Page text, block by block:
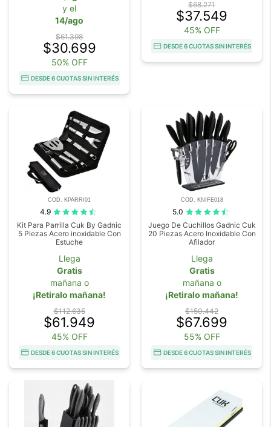
y el
14/ago
$61.398
$30.699
50% OFF
DESDE 6 CUOTAS SIN INTERÉS
$68.271
$37.549
45% OFF
DESDE 6 CUOTAS SIN INTERÉS
COD. KPARRI01
4.9
Kit Para Parrilla Cuk By Gadnic
5 Piezas Acero inoxidable Con
Estuche
Llega
Gratis
mañana o
¡Retiralo mañana!
$112.635
$61.949
45% OFF
DESDE 6 CUOTAS SIN INTERÉS
COD. KNIFE018
5.0
Juego De Cuchillos Gadnic Cuk
20 Piezas Acero Inoxidable Con
Afilador
Llega
Gratis
mañana o
¡Retiralo mañana!
$150.442
$67.699
55% OFF
DESDE 6 CUOTAS SIN INTERÉS